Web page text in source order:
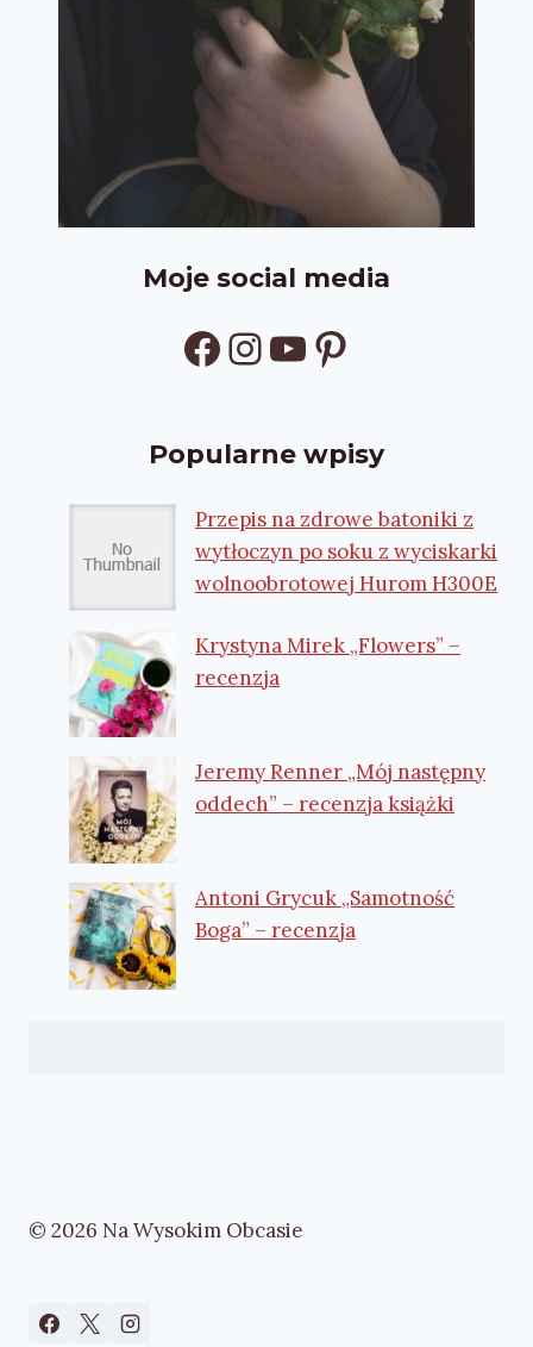
Moje social media
Facebook
Instagram
YouTube
Pinterest
Popularne wpisy
Przepis na zdrowe batoniki z
wytłoczyn po soku z wyciskarki
wolnoobrotowej Hurom H300E
Krystyna Mirek „Flowers” –
recenzja
Jeremy Renner „Mój następny
oddech” – recenzja książki
Antoni Grycuk „Samotność
Boga” – recenzja
© 2026 Na Wysokim Obcasie